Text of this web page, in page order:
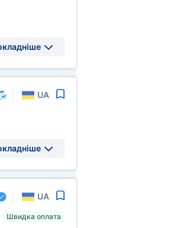
UA
UA
Швидка оплата